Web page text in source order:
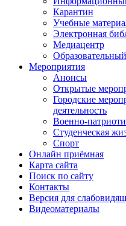
Карантин
Учебные
Электронная
Медиацентр
Мероприятия
Анонсы
Открытые
Городские
деятельность
Военно-
Студенческая
Спорт
Онлайн приёмная
Карта сайта
Поиск по сайту
Контакты
Версия для
Видеоматериалы